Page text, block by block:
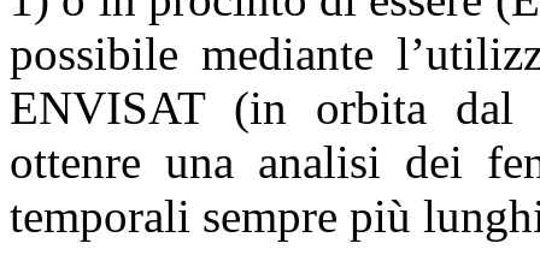
possibile mediante
ENVISAT (in orbita dal
ottenre una analisi dei
temporali sempre più